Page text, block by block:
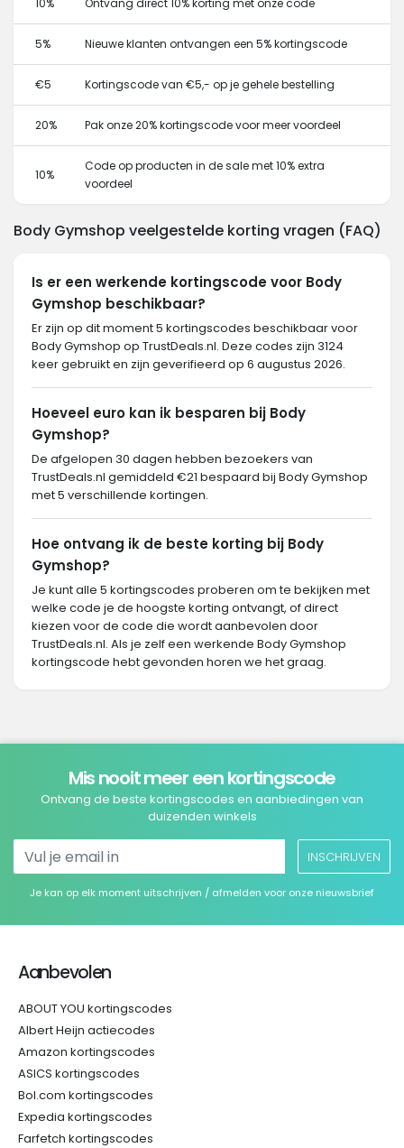
10% Ontvang direct 10% korting met onze code
5% Nieuwe klanten ontvangen een 5% kortingscode
€5 Kortingscode van €5,- op je gehele bestelling
20% Pak onze 20% kortingscode voor meer voordeel
10%
Code op producten in de sale met 10% extra
voordeel
Body Gymshop veelgestelde korting vragen (FAQ)
Is er een werkende kortingscode voor Body
Gymshop beschikbaar?
Er zijn op dit moment 5 kortingscodes beschikbaar voor
Body Gymshop op TrustDeals.nl. Deze codes zijn 3124
keer gebruikt en zijn geverifieerd op 6 augustus 2026.
Hoeveel euro kan ik besparen bij Body
Gymshop?
De afgelopen 30 dagen hebben bezoekers van
TrustDeals.nl gemiddeld €21 bespaard bij Body Gymshop
met 5 verschillende kortingen.
Hoe ontvang ik de beste korting bij Body
Gymshop?
Je kunt alle 5 kortingscodes proberen om te bekijken met
welke code je de hoogste korting ontvangt, of direct
kiezen voor de code die wordt aanbevolen door
TrustDeals.nl. Als je zelf een werkende Body Gymshop
kortingscode hebt gevonden horen we het graag.
Mis nooit meer een kortingscode
Ontvang de beste kortingscodes en aanbiedingen van
duizenden winkels
INSCHRIJVEN
Je kan op elk moment uitschrijven / afmelden voor onze nieuwsbrief
Aanbevolen
ABOUT YOU kortingscodes
Albert Heijn actiecodes
Amazon kortingscodes
ASICS kortingscodes
Bol.com kortingscodes
Expedia kortingscodes
Farfetch kortingscodes